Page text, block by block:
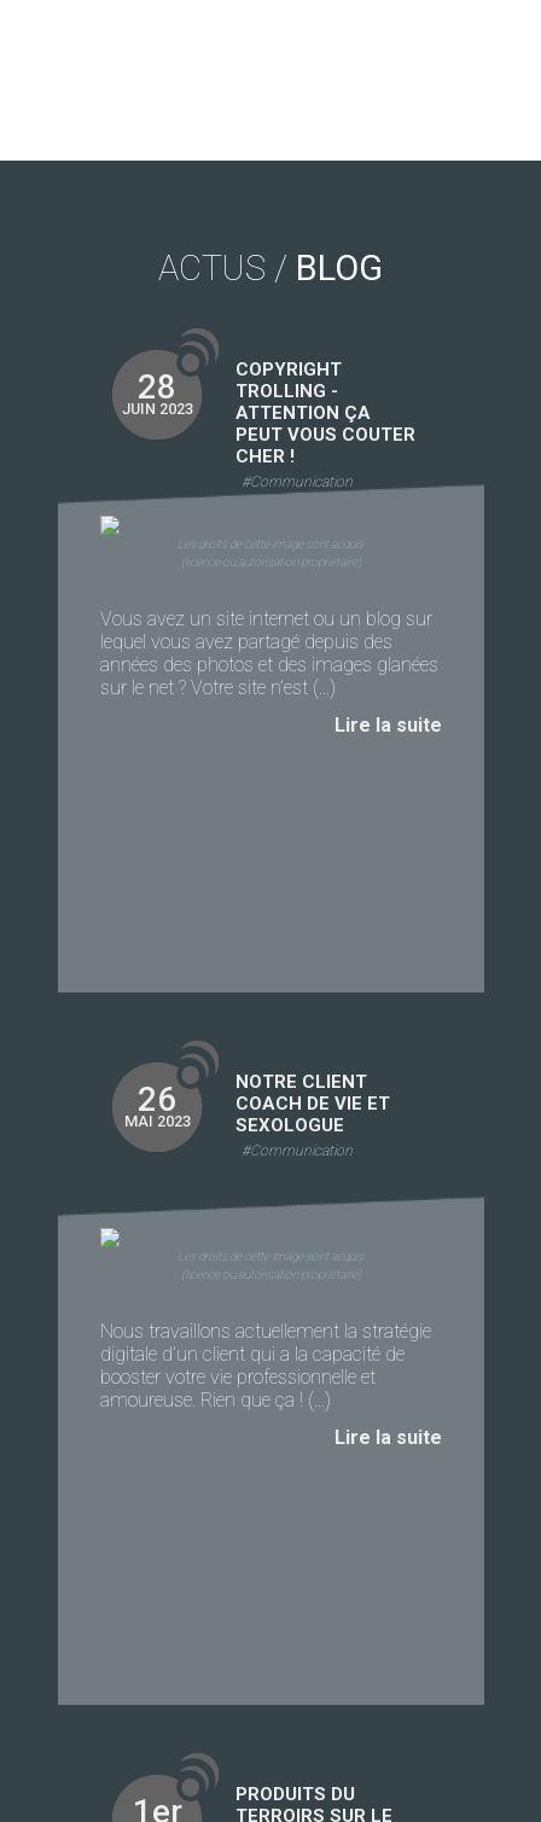
ACTUS / BLOG
28
JUIN 2023
COPYRIGHT
TROLLING -
ATTENTION ÇA
PEUT VOUS COUTER
CHER !
#Communication
Les droits de cette image sont acquis
(licence ou autorisation propriétaire)
Vous avez un site internet ou un blog sur
lequel vous avez partagé depuis des
années des photos et des images glanées
sur le net ? Votre site n’est (...)
Lire la suite
26
MAI 2023
NOTRE CLIENT
COACH DE VIE ET
SEXOLOGUE
#Communication
Les droits de cette image sont acquis
(licence ou autorisation propriétaire)
Nous travaillons actuellement la stratégie
digitale d’un client qui a la capacité de
booster votre vie professionnelle et
amoureuse. Rien que ça ! (...)
Lire la suite
1er
PRODUITS DU
TERROIRS SUR LE